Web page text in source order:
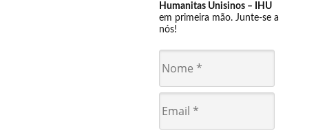
Humanitas Unisinos – IHU
em primeira mão. Junte-se a
nós!